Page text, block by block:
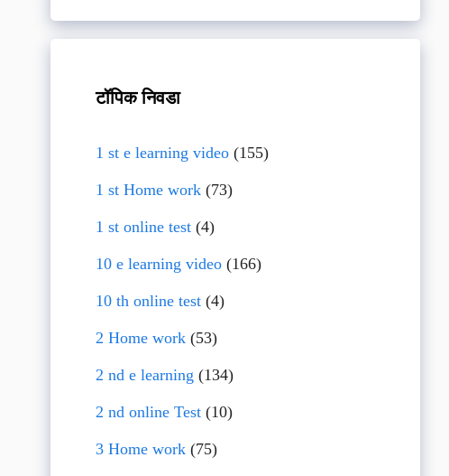
टॉपिक निवडा
1 st e learning video(155)
1 st Home work(73)
1 st online test(4)
10 e learning video(166)
10 th online test(4)
2 Home work(53)
2 nd e learning (134)
2 nd online Test(10)
3 Home work(75)